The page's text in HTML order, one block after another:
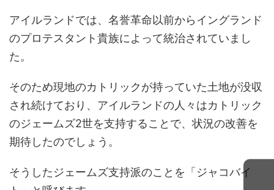
アイルランドでは、名誉革命以前からイングランド
のプロテスタント貴族によって統治されていまし
た。
そのため現地のカトリックが持っていた土地が没収
され続けており、アイルランドの人々はカトリック
のジェームズ2世を支持することで、状況の改善を
期待したのでしょう。
そうしたジェームズ支持派のことを「ジャコバイ